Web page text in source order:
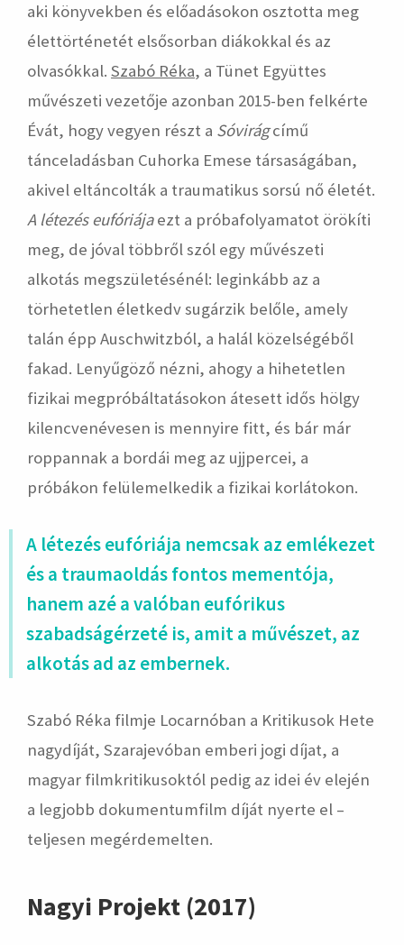
aki könyvekben és előadásokon osztotta meg
élettörténetét elsősorban diákokkal és az
olvasókkal. Szabó Réka, a Tünet Együttes
művészeti vezetője azonban 2015-ben felkérte
Évát, hogy vegyen részt a Sóvirágcímű
tánceladásban Cuhorka Emese társaságában,
akivel eltáncolták a traumatikus sorsú nő életét.
A létezés eufóriájaezt a próbafolyamatot örökíti
meg, de jóval többről szól egy művészeti
alkotás megszületésénél: leginkább az a
törhetetlen életkedv sugárzik belőle, amely
talán épp Auschwitzból, a halál közelségéből
fakad. Lenyűgöző nézni, ahogy a hihetetlen
fizikai megpróbáltatásokon átesett idős hölgy
kilencvenévesen is mennyire fitt, és bár már
roppannak a bordái meg az ujjpercei, a
próbákon felülemelkedik a fizikai korlátokon.
A létezés eufóriája nemcsak az emlékezet
és a traumaoldás fontos mementója,
hanem azé a valóban eufórikus
szabadságérzeté is, amit a művészet, az
alkotás ad az embernek.
Szabó Réka filmje Locarnóban a Kritikusok Hete
nagydíját, Szarajevóban emberi jogi díjat, a
magyar filmkritikusoktól pedig az idei év elején
a legjobb dokumentumfilm díját nyerte el –
teljesen megérdemelten.
Nagyi Projekt (2017)